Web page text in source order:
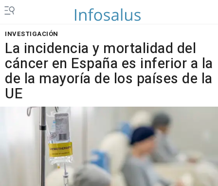
INVESTIGACIÓN
La incidencia y mortalidad del
cáncer en España es inferior a la
de la mayoría de los países de la
UE